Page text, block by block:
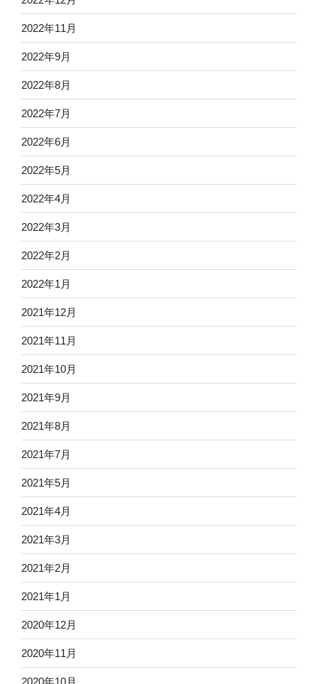
2022年11月
2022年9月
2022年8月
2022年7月
2022年6月
2022年5月
2022年4月
2022年3月
2022年2月
2022年1月
2021年12月
2021年11月
2021年10月
2021年9月
2021年8月
2021年7月
2021年5月
2021年4月
2021年3月
2021年2月
2021年1月
2020年12月
2020年11月
2020年10月